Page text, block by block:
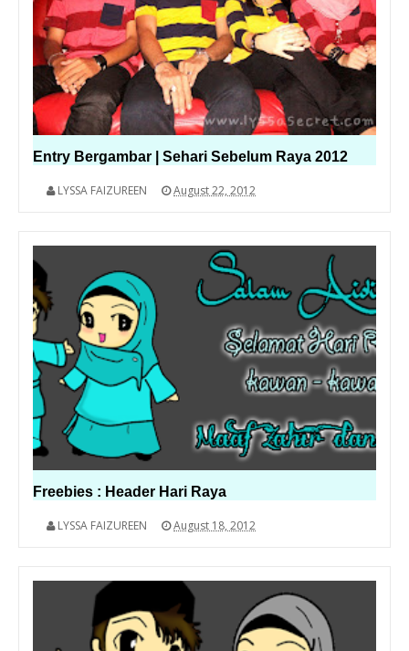
Entry Bergambar | Sehari Sebelum Raya 2012
LYSSA FAIZUREEN August 22, 2012
Freebies : Header Hari Raya
LYSSA FAIZUREEN August 18, 2012